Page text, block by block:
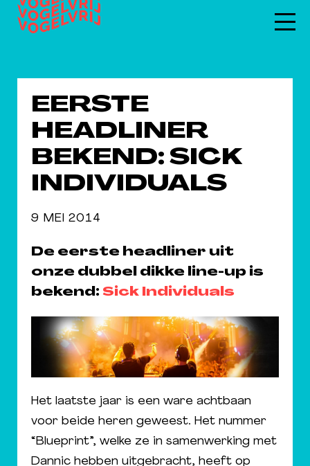
EERSTE
HEADLINER
BEKEND: SICK
INDIVIDUALS
9 MEI 2014
De eerste headliner uit
onze dubbel dikke line-up is
bekend: Sick Individuals
Het laatste jaar is een ware achtbaan
voor beide heren geweest. Het nummer
“Blueprint”, welke ze in samenwerking met
Dannic hebben uitgebracht, heeft op